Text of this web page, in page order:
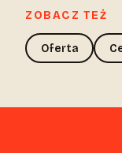
ZOBACZ TEŻ
Oferta